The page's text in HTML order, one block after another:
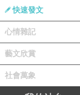
快速發文
心情雜記
藝文欣賞
社會萬象